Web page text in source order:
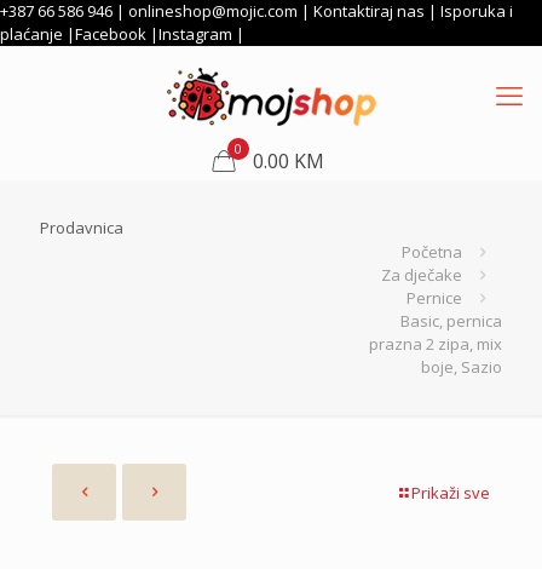
+387 66 586 946 | onlineshop@mojic.com | Kontaktiraj nas | Isporuka i
plaćanje |Facebook |Instagram |
0 0.00 KM
Prodavnica
Početna
Za dječake
Pernice
Basic, pernica
prazna 2 zipa, mix
boje, Sazio
Prikaži sve